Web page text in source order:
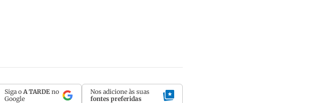
Siga o A TARDE no
Google
Nos adicione às suas
fontes preferidas